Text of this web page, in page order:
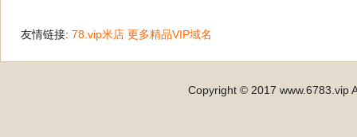
友情链接: 78.vip米店 更多精品VIP域名
Copyright © 2017 www.6783.vip